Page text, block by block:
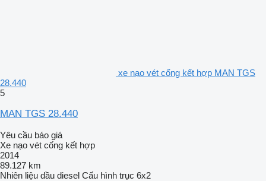
xe nạo vét cống kết hợp MAN TGS
28.440
5
MAN TGS 28.440
Yêu cầu báo giá
Xe nạo vét cống kết hợp
2014
89.127 km
Nhiên liệu dầu diesel Cấu hình trục 6x2